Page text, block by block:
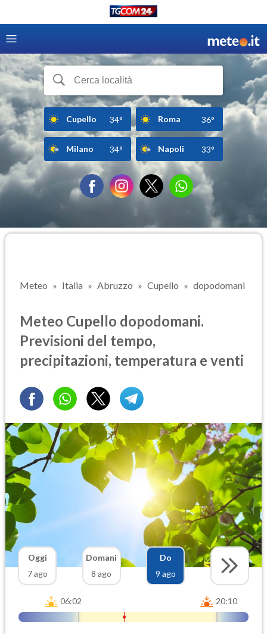
Cupello 34° Roma 36°
Milano 34° Napoli 33°
Meteo Italia Abruzzo Cupello dopodomani
Meteo Cupello dopodomani.
Previsioni del tempo,
precipitazioni, temperatura e venti
Oggi
7 ago
Domani
8 ago
Do
9 ago
06:02 20:10